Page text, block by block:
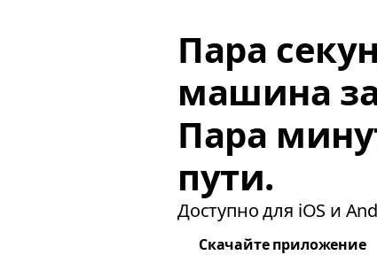
Пара
машина
Пара
пути.
Доступно для iOS и
Скачайте приложение